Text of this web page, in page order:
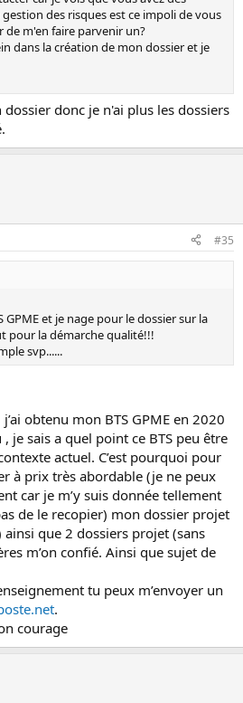
des risques est ce impoli de vous
de m'en faire parvenir un?
dans la création de mon dossier et je
donc je n'ai plus les dossiers
#35
GPME et je nage pour le dossier sur la
pour la démarche qualité!!!
svp......
obtenu mon BTS GPME en 2020
je sais a quel point ce BTS peu être
actuel. C’est pourquoi pour
à prix très abordable (je ne peux
car je m’y suis donnée tellement
de le recopier) mon dossier projet
que 2 dossiers projet (sans
m’on confié. Ainsi que sujet de
tu peux m’envoyer un
.
courage